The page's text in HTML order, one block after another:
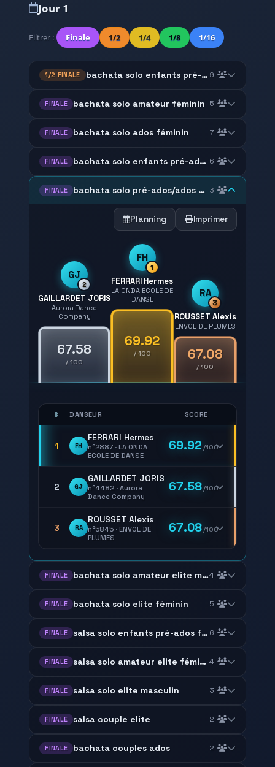
Jour 1
Filtrer : Finale 1/2 1/4 1/8 1/16
1/2 FINALE bachata solo enfants pré-ados féminin 9
FINALE bachata solo amateur féminin 5
FINALE bachata solo ados féminin 7
FINALE bachata solo enfants pré-ados féminin 6
FINALE bachata solo pré-ados/ados masculin 3
Planning Imprimer
GJ
2
GAILLARDET JORIS
Aurora Dance
Company
67.58
/ 100
FH
1
FERRARI Hermes
LA ONDA ECOLE DE
DANSE
69.92
/ 100
RA
3
ROUSSET Alexis
ENVOL DE PLUMES
67.08
/ 100
# DANSEUR SCORE
1 FH
FERRARI Hermes
n°2887 · LA ONDA
ECOLE DE DANSE
69.92 /100
2 GJ
GAILLARDET JORIS
n°4482 · Aurora
Dance Company
67.58/100
3 RA
ROUSSET Alexis
n°5845 · ENVOL DE
PLUMES
67.08/100
FINALE bachata solo amateur elite masculin4
FINALE bachata solo elite féminin 5
FINALE salsa solo enfants pré-ados féminin masculin6
FINALE salsa solo amateur elite féminin 4
FINALE salsa solo elite masculin 3
FINALE salsa couple elite 2
FINALE bachata couples ados 2